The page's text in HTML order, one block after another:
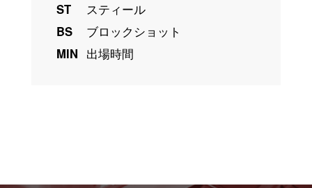
ST
スティール
BS
ブロックショット
MIN 出場時間